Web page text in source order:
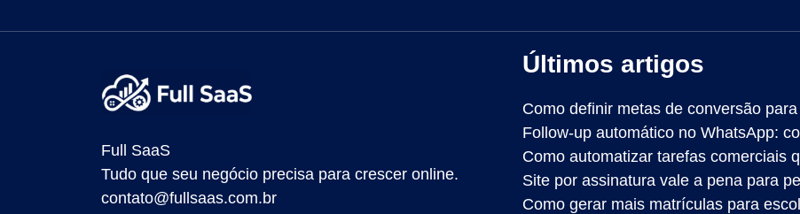
Full SaaS
Tudo que seu negócio precisa para crescer online.
contato@fullsaas.com.br
Últimos artigos
Como definir metas de conversão
Follow-up automático no WhatsApp:
Como automatizar tarefas comerciais
Site por assinatura vale a pena para
Como gerar mais matrículas para